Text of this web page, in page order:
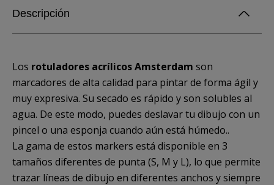
Descripción
Los rotuladores acrílicos Amsterdam son
marcadores de alta calidad para pintar de forma ágil y
muy expresiva. Su secado es rápido y son solubles al
agua. De este modo, puedes deslavar tu dibujo con un
pincel o una esponja cuando aún está húmedo..
La gama de estos markers está disponible en 3
tamaños diferentes de punta (S, M y L), lo que permite
trazar líneas de dibujo en diferentes anchos y siempre